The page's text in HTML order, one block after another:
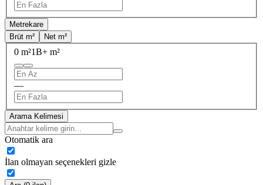
Metrekare
Brüt m²
Net m²
0 m²1B+ m²
—
Arama Kelimesi
Otomatik ara
İlan olmayan seçenekleri gizle